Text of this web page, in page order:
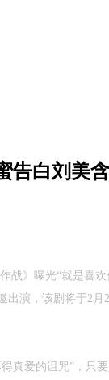
告白刘美含
》曝光“就是喜
出演，该剧将于2 月
真爱的诅咒”，